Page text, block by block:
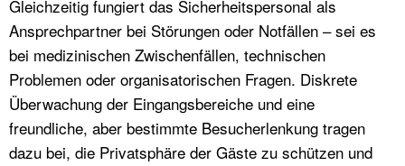
Gleichzeitig fungiert das Sicherheitspersonal als
Ansprechpartner bei Störungen oder Notfällen – sei es
bei medizinischen Zwischenfällen, technischen
Problemen oder organisatorischen Fragen. Diskrete
Überwachung der Eingangsbereiche und eine
freundliche, aber bestimmte Besucherlenkung tragen
dazu bei, die Privatsphäre der Gäste zu schützen und